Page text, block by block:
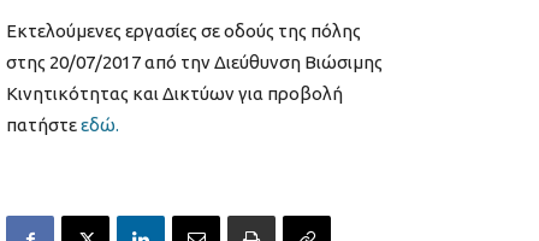
Εκτελούμενες εργασίες σε οδούς της πόλης
στης 20/07/2017 από την Διεύθυνση Βιώσιμης
Κινητικότητας και Δικτύων για προβολή
πατήστεεδώ.